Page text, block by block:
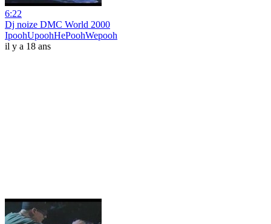
6:22
Dj noize DMC World 2000
IpoohUpoohHePoohWepooh
il y a 18 ans